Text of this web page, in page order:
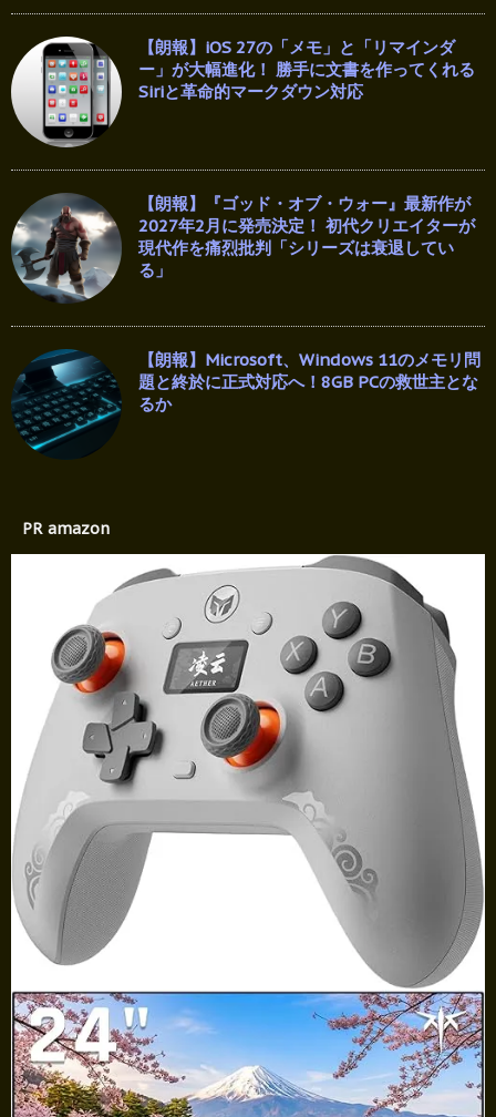
【朗報】iOS 27の「メモ」と「リマインダ
ー」が大幅進化！ 勝手に文書を作ってくれる
Siriと革命的マークダウン対応
【朗報】『ゴッド・オブ・ウォー』最新作が
2027年2月に発売決定！ 初代クリエイターが
現代作を痛烈批判「シリーズは衰退してい
る」
【朗報】Microsoft、Windows 11のメモリ問
題と終於に正式対応へ！8GB PCの救世主とな
るか
PR amazon